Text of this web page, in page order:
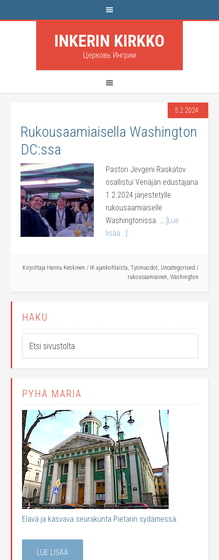
INKERIN KIRKKO
Церковь Ингрии
5.2.2024
Rukousaamiaisella Washington
DC:ssa
Pastori Jevgeni Raskatov
osallistui Venäjän edustajana
1.2.2024 järjestetylle
rukousaamiaiselle
Washingtonissa. … [Lue
lisää...]
Kirjoittaja Hannu Keskinen / IK ajankohtaista, Työmuodot, Uncategorised /
rukousaamiainen, Washington
HAKU
PYHÄ MARIA
Elävä ja kasvava seurakunta Pietarin sydämessä.
LUE LISÄÄ